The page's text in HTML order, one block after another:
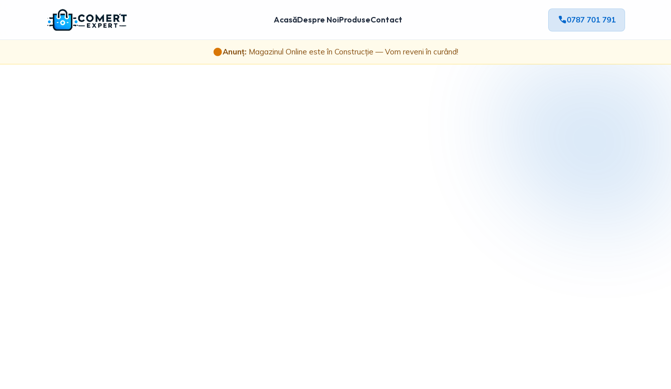
AcasăDespre NoiProduseContact 0787 701 791
Anunț: Magazinul Online este în Construcție — Vom reveni în curând!